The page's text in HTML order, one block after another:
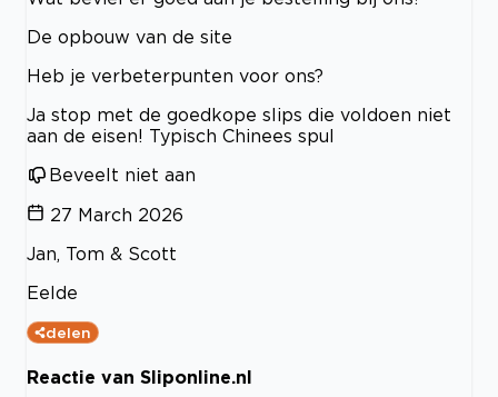
De opbouw van de site
Heb je verbeterpunten voor ons?
Ja stop met de goedkope slips die voldoen niet
aan de eisen! Typisch Chinees spul
Beveelt niet aan
27 March 2026
Jan, Tom & Scott
Eelde
delen
Reactie van Sliponline.nl